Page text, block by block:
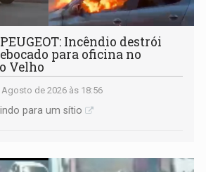
Incêndio destrói
para oficina no
Velho
Agosto de 2026 às 18:56
para um sítio